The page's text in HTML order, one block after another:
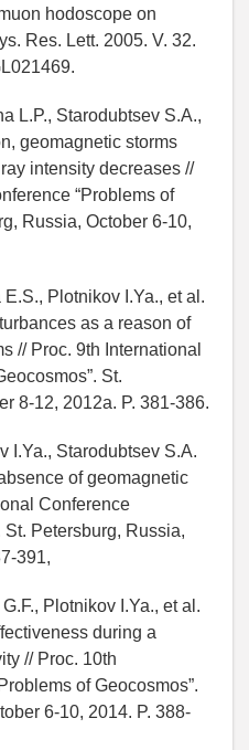
hodoscope on
Res. Lett. 2005. V. 32.
L.P., Starodubtsev S.A.,
geomagnetic storms
intensity decreases //
“Problems of
Russia, October 6-10,
Plotnikov I.Ya., et al.
as a reason of
// Proc. 9th International
St.
8-12, 2012a. P. 381-386.
I.Ya., Starodubtsev S.A.
of geomagnetic
Conference
St. Petersburg, Russia,
391,
Plotnikov I.Ya., et al.
during a
// Proc. 10th
of Geocosmos”.
6-10, 2014. P. 388-